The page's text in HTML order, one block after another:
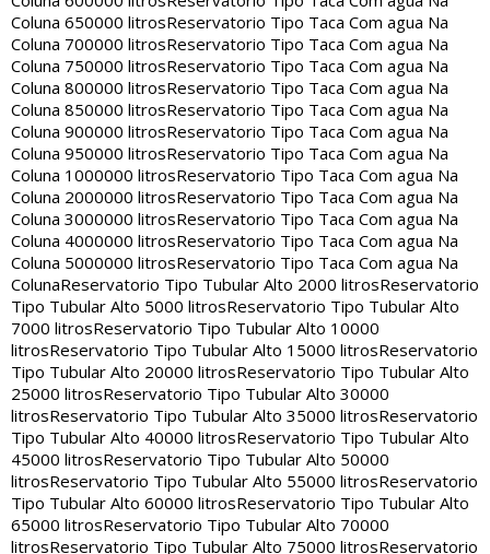
Coluna 650000 litrosReservatorio Tipo Taca Com agua Na
Coluna 700000 litrosReservatorio Tipo Taca Com agua Na
Coluna 750000 litrosReservatorio Tipo Taca Com agua Na
Coluna 800000 litrosReservatorio Tipo Taca Com agua Na
Coluna 850000 litrosReservatorio Tipo Taca Com agua Na
Coluna 900000 litrosReservatorio Tipo Taca Com agua Na
Coluna 950000 litrosReservatorio Tipo Taca Com agua Na
Coluna 1000000 litrosReservatorio Tipo Taca Com agua Na
Coluna 2000000 litrosReservatorio Tipo Taca Com agua Na
Coluna 3000000 litrosReservatorio Tipo Taca Com agua Na
Coluna 4000000 litrosReservatorio Tipo Taca Com agua Na
Coluna 5000000 litrosReservatorio Tipo Taca Com agua Na
ColunaReservatorio Tipo Tubular Alto 2000 litrosReservatorio
Tipo Tubular Alto 5000 litrosReservatorio Tipo Tubular Alto
7000 litrosReservatorio Tipo Tubular Alto 10000
litrosReservatorio Tipo Tubular Alto 15000 litrosReservatorio
Tipo Tubular Alto 20000 litrosReservatorio Tipo Tubular Alto
25000 litrosReservatorio Tipo Tubular Alto 30000
litrosReservatorio Tipo Tubular Alto 35000 litrosReservatorio
Tipo Tubular Alto 40000 litrosReservatorio Tipo Tubular Alto
45000 litrosReservatorio Tipo Tubular Alto 50000
litrosReservatorio Tipo Tubular Alto 55000 litrosReservatorio
Tipo Tubular Alto 60000 litrosReservatorio Tipo Tubular Alto
65000 litrosReservatorio Tipo Tubular Alto 70000
litrosReservatorio Tipo Tubular Alto 75000 litrosReservatorio